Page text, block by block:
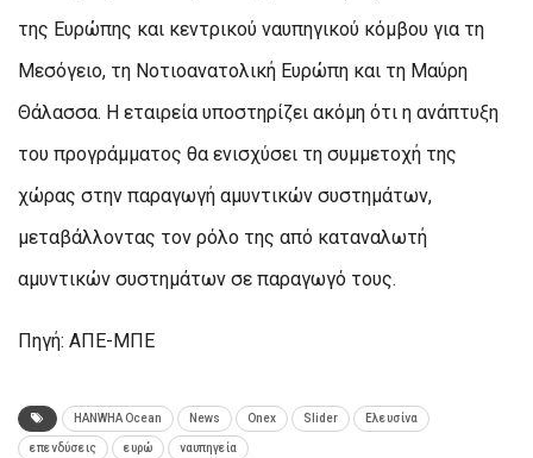
της Ευρώπης και κεντρικού ναυπηγικού κόμβου για τη
Μεσόγειο, τη Νοτιοανατολική Ευρώπη και τη Μαύρη
Θάλασσα. Η εταιρεία υποστηρίζει ακόμη ότι η ανάπτυξη
του προγράμματος θα ενισχύσει τη συμμετοχή της
χώρας στην παραγωγή αμυντικών συστημάτων,
μεταβάλλοντας τον ρόλο της από καταναλωτή
αμυντικών συστημάτων σε παραγωγό τους.
Πηγή: ΑΠΕ-ΜΠΕ
HANWHA Ocean News Onex Slider Ελευσίνα
επενδύσεις ευρώ ναυπηγεία